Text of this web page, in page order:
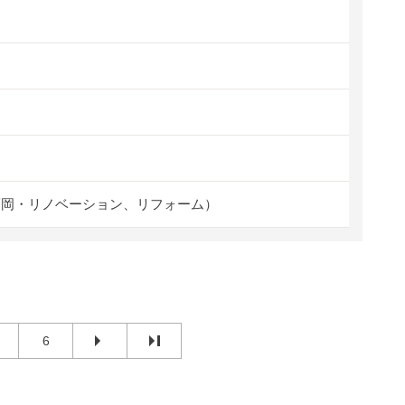
・リノベーション、リフォーム）
6